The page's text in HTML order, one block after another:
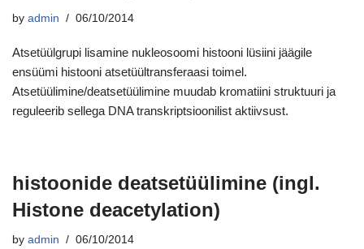
by admin 06/10/2014
Atsetüülgrupi lisamine nukleosoomi histooni lüsiini jäägile
ensüümi histooni atsetüültransferaasi toimel.
Atsetüülimine/deatsetüülimine muudab kromatiini struktuuri ja
reguleerib sellega DNA transkriptsioonilist aktiivsust.
histoonide deatsetüülimine (ingl.
Histone deacetylation)
by admin 06/10/2014